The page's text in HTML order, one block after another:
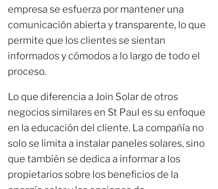
empresa se esfuerza por mantener una
comunicación abierta y transparente, lo que
permite que los clientes se sientan
informados y cómodos a lo largo de todo el
proceso.
Lo que diferencia a Join Solar de otros
negocios similares en St Paul es su enfoque
en la educación del cliente. La compañía no
solo se limita a instalar paneles solares, sino
que también se dedica a informar a los
propietarios sobre los beneficios de la